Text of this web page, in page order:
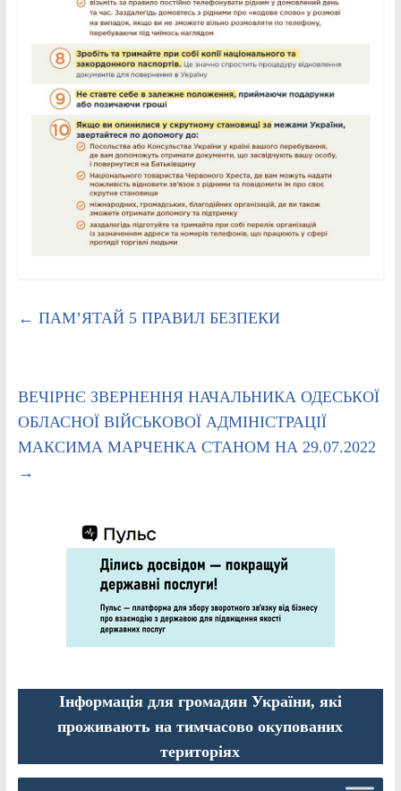
← ПАМ’ЯТАЙ 5 ПРАВИЛ БЕЗПЕКИ
ВЕЧІРНЄ ЗВЕРНЕННЯ НАЧАЛЬНИКА ОДЕСЬКОЇ
ОБЛАСНОЇ ВІЙСЬКОВОЇ АДМІНІСТРАЦІЇ
МАКСИМА МАРЧЕНКА СТАНОМ НА 29.07.2022
→
Інформація для громадян України, які
проживають на тимчасово окупованих
територіях